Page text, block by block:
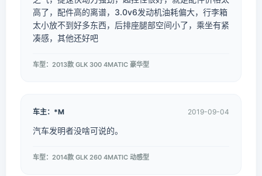
高了，配件高的离谱，3.0v6发动机油耗偏大，行李箱
太小放不到好多东西，后排座腿部空间小了，乘坐有紧
凑感，其他还好吧
车型：2013款 GLK 300 4MATIC 豪华型
车主：*M 2019-09-04
汽车发明者没啥可说的。
车型：2014款 GLK 260 4MATIC 动感型